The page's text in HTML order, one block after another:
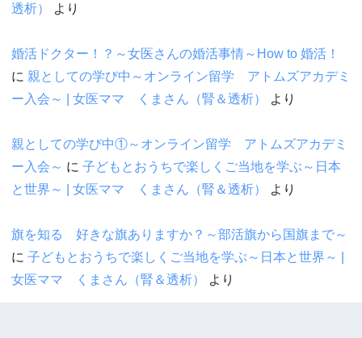
透析）
より
婚活ドクター！？～女医さんの婚活事情～How to 婚活！
に 親としての学び中～オンライン留学 アトムズアカデミ
ー入会～ | 女医ママ くまさん（腎＆透析）
より
親としての学び中①～オンライン留学 アトムズアカデミ
ー入会～ に 子どもとおうちで楽しくご当地を学ぶ～日本
と世界～ | 女医ママ くまさん（腎＆透析）
より
旗を知る 好きな旗ありますか？～部活旗から国旗まで～
に 子どもとおうちで楽しくご当地を学ぶ～日本と世界～ |
女医ママ くまさん（腎＆透析）
より